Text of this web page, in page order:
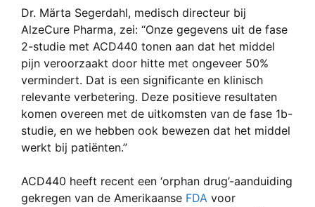
Dr. Märta Segerdahl, medisch directeur bij
AlzeCure Pharma, zei: “Onze gegevens uit de fase
2-studie met ACD440 tonen aan dat het middel
pijn veroorzaakt door hitte met ongeveer 50%
vermindert. Dat is een significante en klinisch
relevante verbetering. Deze positieve resultaten
komen overeen met de uitkomsten van de fase 1b-
studie, en we hebben ook bewezen dat het middel
werkt bij patiënten.”
ACD440 heeft recent een ‘orphan drug’-aanduiding
gekregen van de Amerikaanse FDA voor